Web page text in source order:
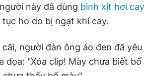
này đã dùng bình xịt hơi cay
tục ho do bị ngạt khí cay.
người đàn ông áo đen đã yêu
dọa: "Xóa clip! Mày chưa biết bố